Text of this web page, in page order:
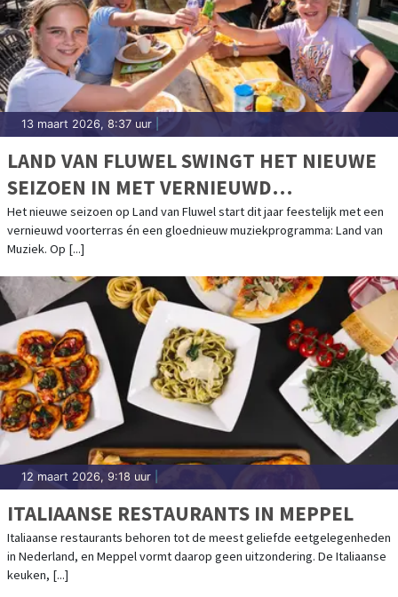
13 maart 2026, 8:37 uur
LAND VAN FLUWEL SWINGT HET NIEUWE
SEIZOEN IN MET VERNIEUWD
VOORTERRAS EN LAND VAN MUZIEK
Het nieuwe seizoen op Land van Fluwel start dit jaar feestelijk met een
vernieuwd voorterras én een gloednieuw muziekprogramma: Land van
Muziek. Op [...]
12 maart 2026, 9:18 uur
ITALIAANSE RESTAURANTS IN MEPPEL
Italiaanse restaurants behoren tot de meest geliefde eetgelegenheden
in Nederland, en Meppel vormt daarop geen uitzondering. De Italiaanse
keuken, [...]